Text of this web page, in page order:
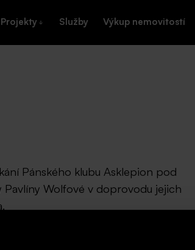
Projekty Služby Výkup nemovitostí
Pánského klubu Asklepion pod
Pavlíny Wolfové v doprovodu jejich
k jejich osobním a obchodním zájmům.
nám ctí poskytnout prostory pro konání